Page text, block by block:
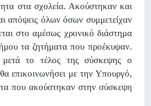
στα σχολεία. Ακούστηκαν και
απόψεις όλων όσων συμμετείχαν
στο αμέσως χρονικό διάστημα
τα ζητήματα που προέκυψαν.
μετά το τέλος της σύσκεψης o
επικοινωνήσει με την Υπουργό,
που ακούστηκαν στην σύσκεψη